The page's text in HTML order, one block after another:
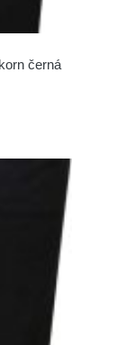
černá